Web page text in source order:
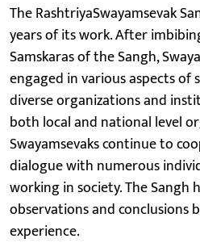
The RashtriyaSwayamsevak
years of its work. After
Samskaras of the Sangh,
engaged in various aspects of
diverse organizations and
both local and national level
Swayamsevaks continue to
dialogue with numerous
working in society. The Sangh
observations and conclusions
experience.